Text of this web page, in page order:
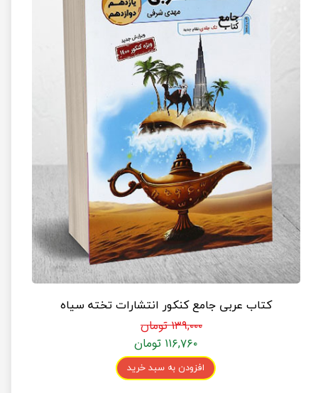
کتاب عربی جامع کنکور انتشارات تخته سیاه
۱۳۹,۰۰۰ تومان
۱۱۶,۷۶۰ تومان
افزودن به سبد خرید